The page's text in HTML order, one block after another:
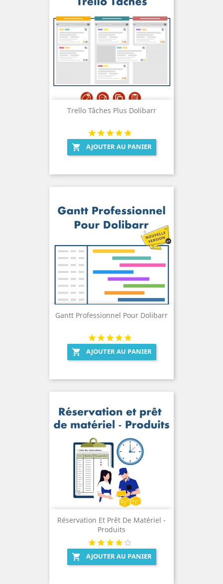
Trello Tâches Plus Dolibarr
 AJOUTER AU PANIER
Gantt Professionnel Pour Dolibarr
 AJOUTER AU PANIER
Réservation Et Prêt De Matériel -
Produits
 AJOUTER AU PANIER